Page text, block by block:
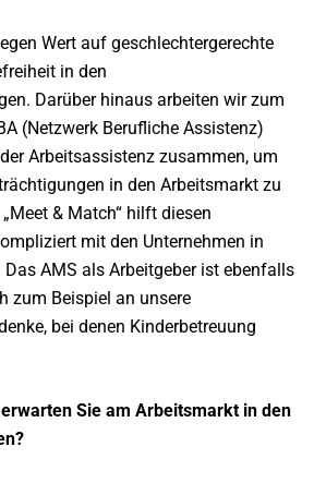
Wert auf geschlechtergerechte
in den
Darüber hinaus arbeiten wir zum
(Netzwerk Berufliche Assistenz)
Arbeitsassistenz zusammen, um
in den Arbeitsmarkt zu
& Match“ hilft diesen
mit den Unternehmen in
AMS als Arbeitgeber ist ebenfalls
zum Beispiel an unsere
bei denen Kinderbetreuung
Sie am Arbeitsmarkt in den